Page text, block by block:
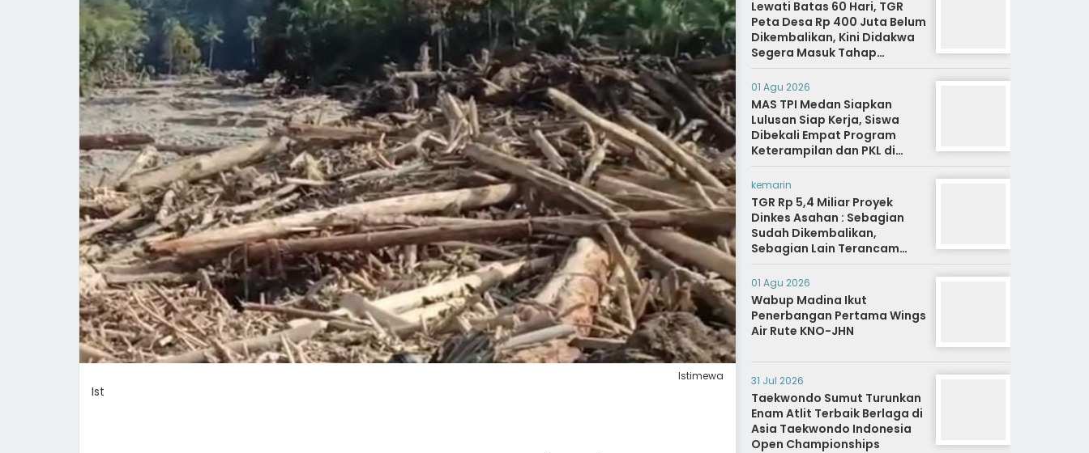
Istimewa
Ist
Lewati Batas 60 Hari, TGR
Peta Desa Rp 400 Juta Belum
Dikembalikan, Kini Didakwa
Segera Masuk Tahap
Penyidikan
01 Agu 2026
MAS TPI Medan Siapkan
Lulusan Siap Kerja, Siswa
Dibekali Empat Program
Keterampilan dan PKL di
Dunia Industri
kemarin
TGR Rp 5,4 Miliar Proyek
Dinkes Asahan : Sebagian
Sudah Dikembalikan,
Sebagian Lain Terancam
Sanksi Hukuman Berat
01 Agu 2026
Wabup Madina Ikut
Penerbangan Pertama Wings
Air Rute KNO-JHN
31 Jul 2026
Taekwondo Sumut Turunkan
Enam Atlit Terbaik Berlaga di
Asia Taekwondo Indonesia
Open Championships